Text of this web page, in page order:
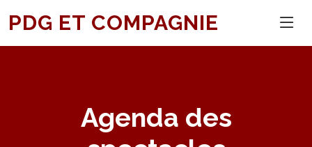
PDG ET COMPAGNIE
Agenda des